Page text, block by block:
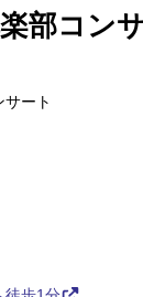
部コン
ート